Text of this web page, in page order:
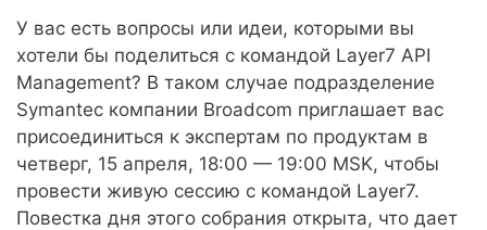
У вас есть вопросы или идеи, которыми вы
хотели бы поделиться с командой Layer7 API
Management? В таком случае подразделение
Symantec компании Broadcom приглашает вас
присоединиться к экспертам по продуктам в
четверг, 15 апреля, 18:00 — 19:00 MSK, чтобы
провести живую сессию с командой Layer7.
Повестка дня этого собрания открыта, что дает